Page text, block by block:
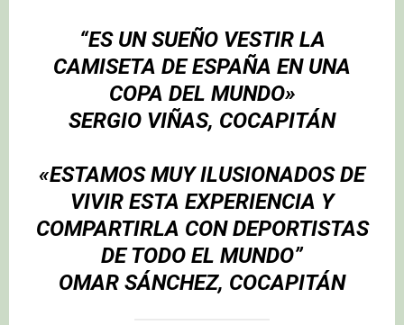
“ES UN SUEÑO VESTIR LA
CAMISETA DE ESPAÑA EN UNA
COPA DEL MUNDO»
SERGIO VIÑAS, COCAPITÁN
«ESTAMOS MUY ILUSIONADOS DE
VIVIR ESTA EXPERIENCIA Y
COMPARTIRLA CON DEPORTISTAS
DE TODO EL MUNDO”
OMAR SÁNCHEZ, COCAPITÁN